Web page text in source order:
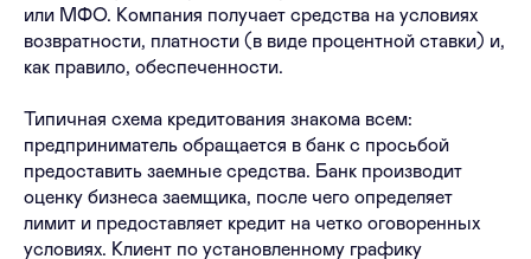
или МФО. Компания получает средства на условиях
возвратности, платности (в виде процентной ставки) и,
как правило, обеспеченности.
Типичная схема кредитования знакома всем:
предприниматель обращается в банк с просьбой
предоставить заемные средства. Банк производит
оценку бизнеса заемщика, после чего определяет
лимит и предоставляет кредит на четко оговоренных
условиях. Клиент по установленному графику